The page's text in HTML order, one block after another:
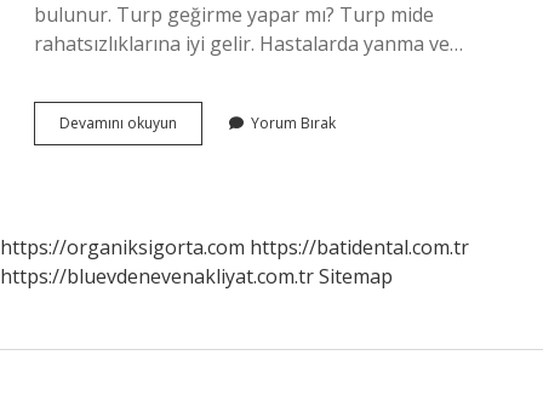
bulunur. Turp geğirme yapar mı? Turp mide
rahatsızlıklarına iyi gelir. Hastalarda yanma ve…
Devamını okuyun
Midede
Yorum Bırak
https://organiksigorta.com https://batidental.com.tr
https://bluevdenevenakliyat.com.trSitemap